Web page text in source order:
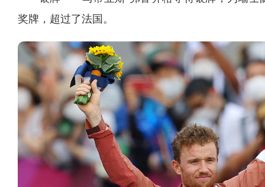
奖牌，超过了法国。